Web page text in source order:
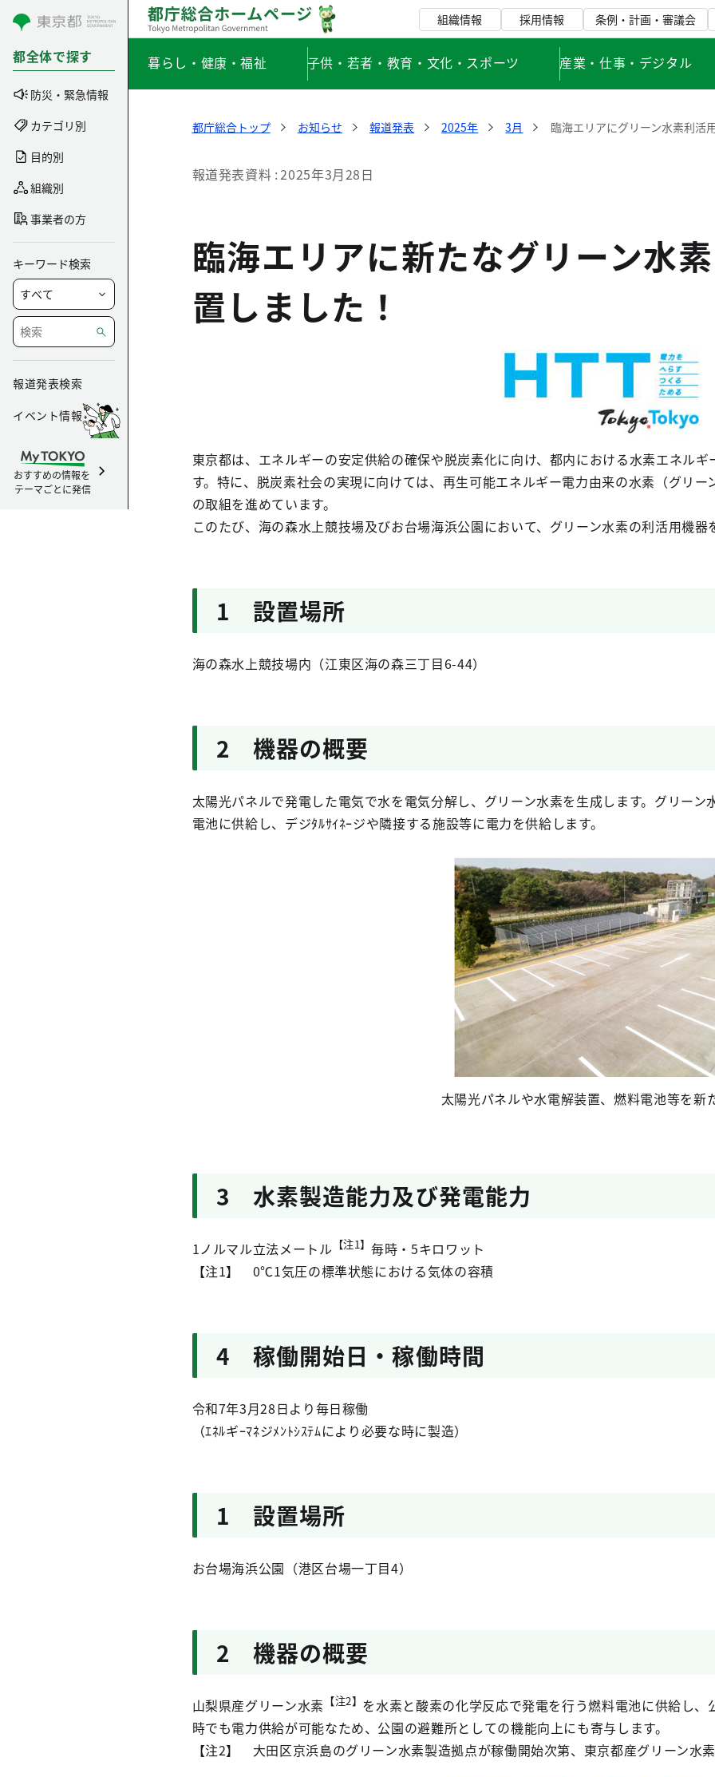
コンテンツにスキップ
都全体で探す
防災・緊急情報
カテゴリ別
目的別
組織別
事業者の方
キーワード検索
報道発表検索
イベント情報
おすすめの情報を
テーマごとに発信
組織情報 採用情報 条例・計画・審議会
暮らし・健康・福祉 子供・若者・教育・文化・スポーツ 産業・仕事・デジタル
都庁総合トップ お知らせ 報道発表 2025年 3月 臨海エリアにグリーン水素利活
報道発表資料 2025年3月28日
臨海エリアに新たなグリーン水
置しました！
東京都は、エネルギーの安定供給の確保や脱炭素化に向け、都内における水素エネル
す。特に、脱炭素社会の実現に向けては、再生可能エネルギー電力由来の水素（グリ
の取組を進めています。
このたび、海の森水上競技場及びお台場海浜公園において、グリーン水素の利活用機
1 設置場所
海の森水上競技場内（江東区海の森三丁目6-44）
2 機器の概要
太陽光パネルで発電した電気で水を電気分解し、グリーン水素を生成します。グリー
電池に供給し、デジﾀﾙｻｲﾈｰジや隣接する施設等に電力を供給します。
太陽光パネルや水電解装置、燃料電池等を新
3 水素製造能力及び発電能力
1ノルマル立法メートル 【注1】 毎時・5キロワット
【注1】 0℃1気圧の標準状態における気体の容積
4 稼働開始日・稼働時間
令和7年3月28日より毎日稼働
（ｴﾈﾙギｰﾏﾈジﾒﾝﾄｼｽﾃﾑにより必要な時に製造）
1 設置場所
お台場海浜公園（港区台場一丁目4）
2 機器の概要
山梨県産グリーン水素 【注2】 を水素と酸素の化学反応で発電を行う燃料電池に供給し
時でも電力供給が可能なため、公園の避難所としての機能向上にも寄与します。
【注2】 大田区京浜島のグリーン水素製造拠点が稼働開始次第、東京都産グリーン水